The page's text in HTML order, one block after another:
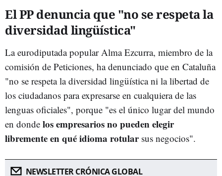
El PP denuncia que "no se respeta la
diversidad lingüística"
La eurodiputada popular Alma Ezcurra, miembro de la
comisión de Peticiones, ha denunciado que en Cataluña
"no se respeta la diversidad lingüística ni la libertad de
los ciudadanos para expresarse en cualquiera de las
lenguas oficiales", porque "es el único lugar del mundo
en donde los empresarios no pueden elegir
libremente en qué idioma rotularsus negocios".
NEWSLETTER CRÓNICA GLOBAL